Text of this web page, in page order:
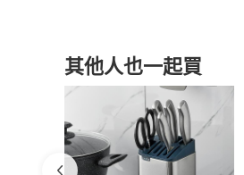
其他人也一起買